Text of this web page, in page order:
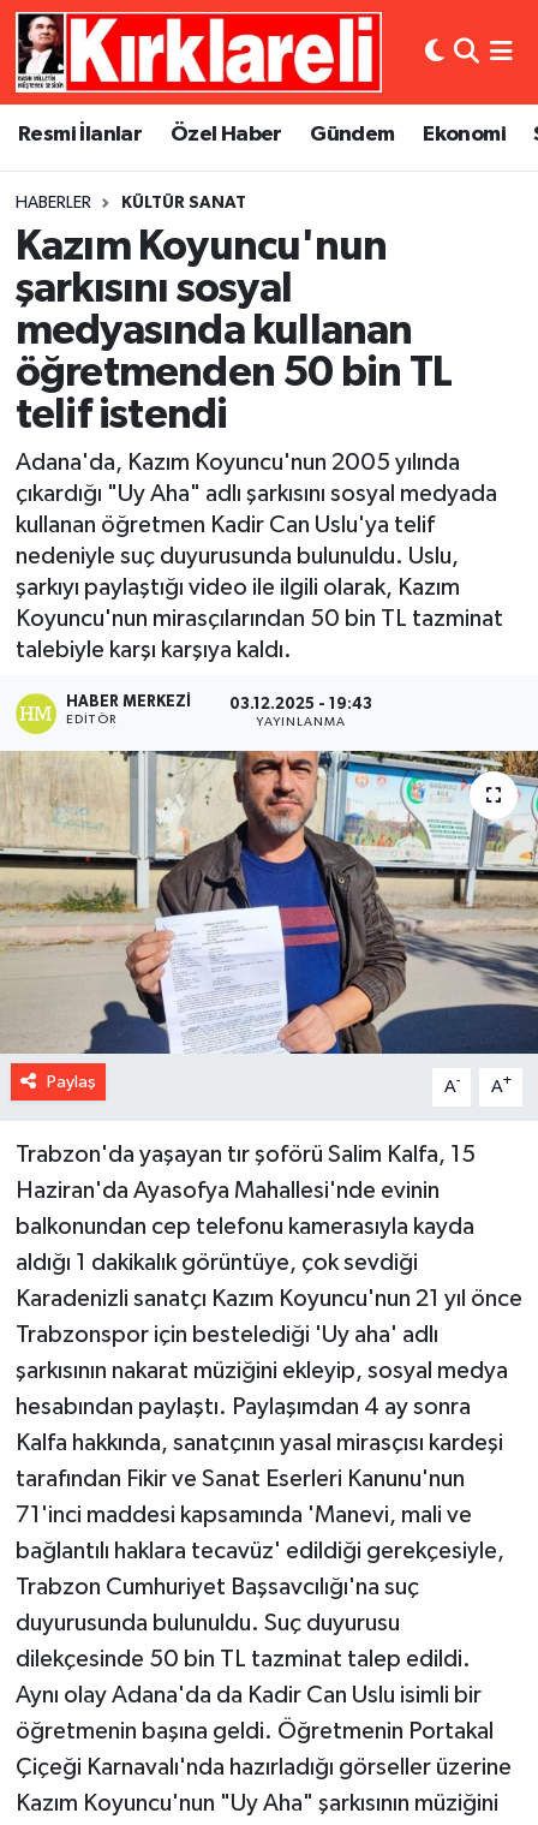
Resmi İlanlar Özel Haber Gündem Ekonomi
HABERLER KÜLTÜR SANAT
Kazım Koyuncu'nun
şarkısını sosyal
medyasında kullanan
öğretmenden 50 bin TL
telif istendi
Adana'da, Kazım Koyuncu'nun 2005 yılında
çıkardığı "Uy Aha" adlı şarkısını sosyal medyada
kullanan öğretmen Kadir Can Uslu'ya telif
nedeniyle suç duyurusunda bulunuldu. Uslu,
şarkıyı paylaştığı video ile ilgili olarak, Kazım
Koyuncu'nun mirasçılarından 50 bin TL tazminat
talebiyle karşı karşıya kaldı.
HABER MERKEZI
EDITÖR
03.12.2025 - 19:43
YAYINLANMA
Paylaş A- A+
Trabzon'da yaşayan tır şoförü Salim Kalfa, 15
Haziran'da Ayasofya Mahallesi'nde evinin
balkonundan cep telefonu kamerasıyla kayda
aldığı 1 dakikalık görüntüye, çok sevdiği
Karadenizli sanatçı Kazım Koyuncu'nun 21 yıl önce
Trabzonspor için bestelediği 'Uy aha' adlı
şarkısının nakarat müziğini ekleyip, sosyal medya
hesabından paylaştı. Paylaşımdan 4 ay sonra
Kalfa hakkında, sanatçının yasal mirasçısı kardeşi
tarafından Fikir ve Sanat Eserleri Kanunu'nun
71'inci maddesi kapsamında 'Manevi, mali ve
bağlantılı haklara tecavüz' edildiği gerekçesiyle,
Trabzon Cumhuriyet Başsavcılığı'na suç
duyurusunda bulunuldu. Suç duyurusu
dilekçesinde 50 bin TL tazminat talep edildi.
Aynı olay Adana'da da Kadir Can Uslu isimli bir
öğretmenin başına geldi. Öğretmenin Portakal
Çiçeği Karnavalı'nda hazırladığı görseller üzerine
Kazım Koyuncu'nun "Uy Aha" şarkısının müziğini
Resmi İlanlar
Gündem
Ekonomi
Siyaset
Spor
Asayiş
Dünya
Eğitim
Kültür Sanat
Magazin
Medya
Sağlık
Künye
Gizlilik Sözleşmesi
Merkez Nöbetçi Eczaneler
Merkez Trafik Yoğunluk Haritası
Süper Lig Puan Durumu ve Fikstür
Tüm Manşetler
Son Dakika Haberleri
Haber Arşivi